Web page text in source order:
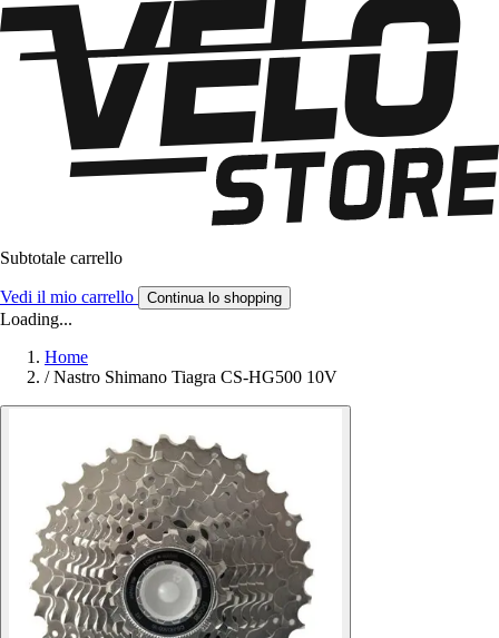
Subtotale carrello
Vedi il mio carrello Continua lo shopping
Loading...
Home
/ Nastro Shimano Tiagra CS-HG500 10V